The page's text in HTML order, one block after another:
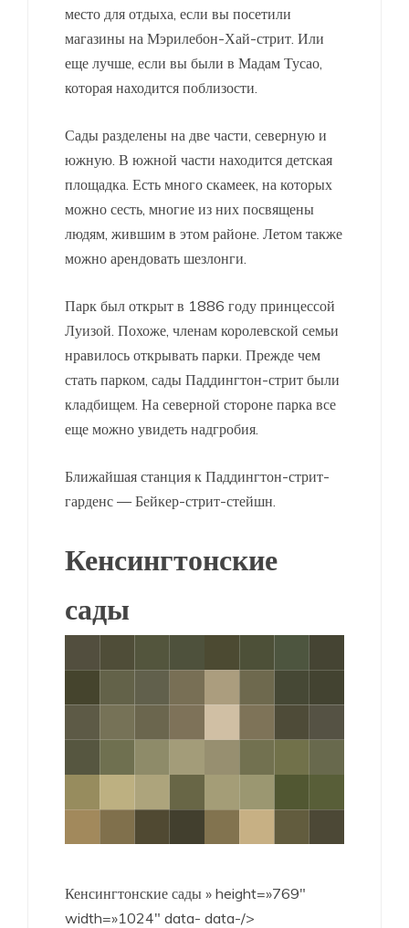
место для отдыха, если вы посетили
магазины на Мэрилебон-Хай-стрит. Или
еще лучше, если вы были в Мадам Тусао,
которая находится поблизости.
Сады разделены на две части, северную и
южную. В южной части находится детская
площадка. Есть много скамеек, на которых
можно сесть, многие из них посвящены
людям, жившим в этом районе. Летом также
можно арендовать шезлонги.
Парк был открыт в 1886 году принцессой
Луизой. Похоже, членам королевской семьи
нравилось открывать парки. Прежде чем
стать парком, сады Паддингтон-стрит были
кладбищем. На северной стороне парка все
еще можно увидеть надгробия.
Ближайшая станция к Паддингтон-стрит-
гарденс — Бейкер-стрит-стейшн.
Кенсингтонские
сады
Кенсингтонские сады » height=»769″
width=»1024″ data- data-/>